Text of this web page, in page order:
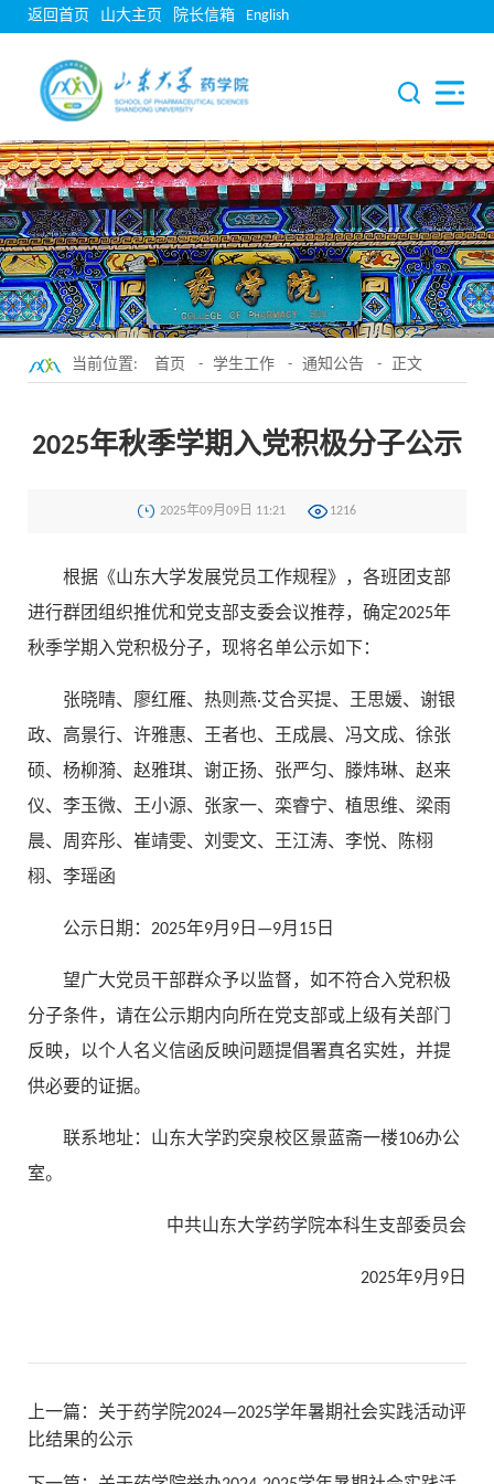
返回首页 山大主页 院长信箱 English
当前位置: 首页 - 学生工作 - 通知公告 - 正文
2025年秋季学期入党积极分子公示
2025年09月09日 11:21 1216
根据《山东大学发展党员工作规程》，各班团支部
进行群团组织推优和党支部支委会议推荐，确定2025年
秋季学期入党积极分子，现将名单公示如下：
张晓晴、廖红雁、热则燕·艾合买提、王思媛、谢银
政、高景行、许雅惠、王者也、王成晨、冯文成、徐张
硕、杨柳漪、赵雅琪、谢正扬、张严匀、滕炜琳、赵来
仪、李玉微、王小源、张家一、栾睿宁、植思维、梁雨
晨、周弈彤、崔靖雯、刘雯文、王江涛、李悦、陈栩
栩、李瑶函
公示日期：2025年9月9日—9月15日
望广大党员干部群众予以监督，如不符合入党积极
分子条件，请在公示期内向所在党支部或上级有关部门
反映，以个人名义信函反映问题提倡署真名实姓，并提
供必要的证据。
联系地址：山东大学趵突泉校区景蓝斋一楼106办公
室。
中共山东大学药学院本科生支部委员会
2025年9月9日
上一篇： 关于药学院2024—2025学年暑期社会实践活动评
比结果的公示